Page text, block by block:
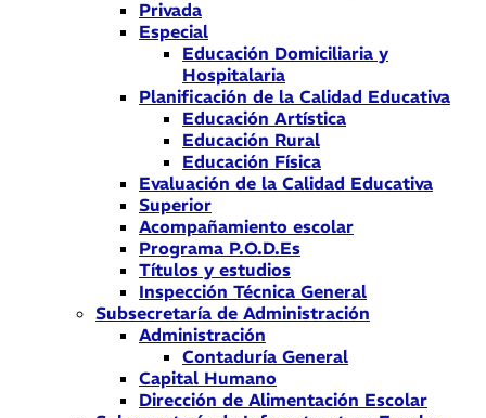
Privada
Especial
Educación Domiciliaria y
Hospitalaria
Planificación de la Calidad Educativa
Educación Artística
Educación Rural
Educación Física
Evaluación de la Calidad Educativa
Superior
Acompañamiento escolar
Programa P.O.D.Es
Títulos y estudios
Inspección Técnica General
Subsecretaría de Administración
Administración
Contaduría General
Capital Humano
Dirección de Alimentación Escolar